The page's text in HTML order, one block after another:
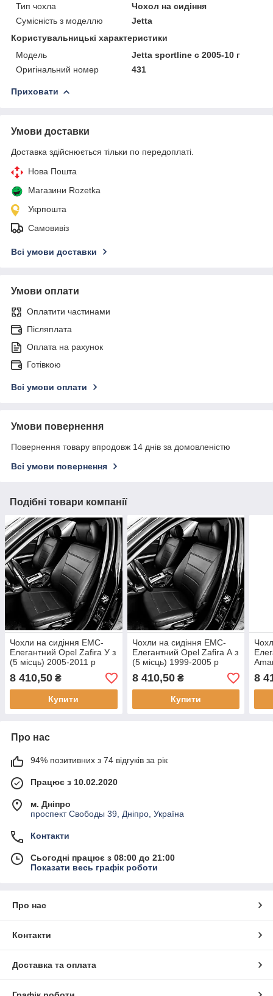
Тип чохла
Чохол на сидіння
Сумісність з моделлю
Jetta
Користувальницькі характеристики
Мoдель
Jetta sportline с 2005-10 г
Оригінальний номер
431
Приховати
Умови доставки
Доставка здійснюється тільки по передоплаті.
Нова Пошта
Магазини Rozetka
Укрпошта
Самовивіз
Всі умови доставки
Умови оплати
Оплатити частинами
Післяплата
Оплата на рахунок
Готівкою
Всі умови оплати
Умови повернення
Повернення товару впродовж 14 днів за домовленістю
Всі умови повернення
Подібні товари компанії
Чохли на сидіння EMC-
Елегантний Opel Zafira У з
(5 місць) 2005-2011 р
8 410,50 ₴
Купити
Чохли на сидіння EMC-
Елегантний Opel Zafira А з
(5 місць) 1999-2005 р
8 410,50₴
Купити
8
Про нас
94% позитивних з 74 відгуків за рік
Працює з 10.02.2020
м. Дніпро
проспект Свободы 39, Дніпро, Україна
Контакти
Сьогодні працює з 08:00 до 21:00
Показати весь графік роботи
Про нас
Контакти
Доставка та оплата